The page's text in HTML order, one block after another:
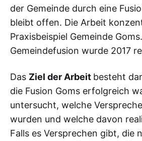
der Gemeinde durch eine
bleibt offen. Die Arbeit
Praxisbeispiel Gemeinde
Gemeindefusion wurde 2017
Das Ziel der Arbeit besteht
die Fusion Goms erfolgreich
untersucht, welche
wurden und welche davon
Falls es Versprechen gibt, die